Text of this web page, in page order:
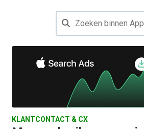
KLANTCONTACT & CX